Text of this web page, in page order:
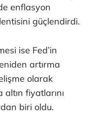
enflasyon
güçlendirdi.
ise Fed’in
artırma
olarak
fiyatlarını
biri oldu.